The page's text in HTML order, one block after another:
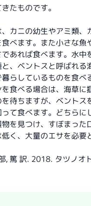
たものです。
カニの幼生やアミ類、
べます。また小さな魚
あれば食べます。水中
、ベントスと呼ばれる
らしているものを食べ
食べる場合は、海草に
待ちますが、ベントス
て食べます。どちらに
を見つけ、すぼまった
く、大量のエサを必要
, 篤 訳. 2018. タツノオ